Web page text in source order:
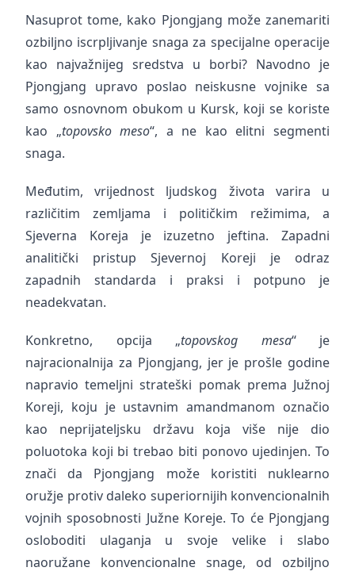
Nasuprot tome, kako Pjongjang može zanemariti
ozbiljno iscrpljivanje snaga za specijalne operacije
kao najvažnijeg sredstva u borbi? Navodno je
Pjongjang upravo poslao neiskusne vojnike sa
samo osnovnom obukom u Kursk, koji se koriste
kao „topovsko meso“, a ne kao elitni segmenti
snaga.
Međutim, vrijednost ljudskog života varira u
različitim zemljama i političkim režimima, a
Sjeverna Koreja je izuzetno jeftina. Zapadni
analitički pristup Sjevernoj Koreji je odraz
zapadnih standarda i praksi i potpuno je
neadekvatan.
Konkretno, opcija „topovskog mesa“ je
najracionalnija za Pjongjang, jer je prošle godine
napravio temeljni strateški pomak prema Južnoj
Koreji, koju je ustavnim amandmanom označio
kao neprijateljsku državu koja više nije dio
poluotoka koji bi trebao biti ponovo ujedinjen. To
znači da Pjongjang može koristiti nuklearno
oružje protiv daleko superiornijih konvencionalnih
vojnih sposobnosti Južne Koreje. To će Pjongjang
osloboditi ulaganja u svoje velike i slabo
naoružane konvencionalne snage, od ozbiljno